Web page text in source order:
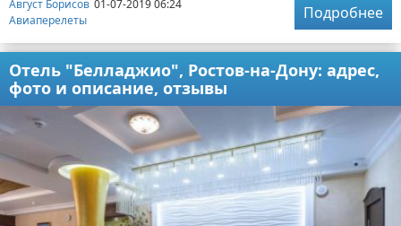
Август Борисов 01-07-2019 06:24
Авиаперелеты
Подробнее
Отель "Белладжио", Ростов-на-Дону: адрес,
фото и описание, отзывы